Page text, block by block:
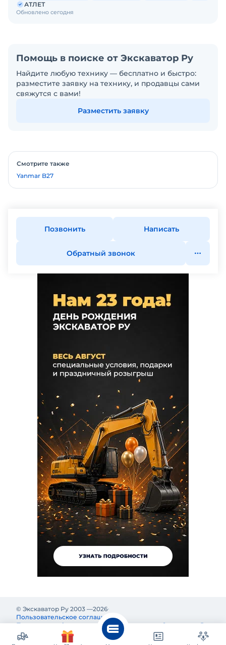
Обновлено сегодня
АТЛЕТ
Помощь в поиске от Экскаватор Ру
Найдите любую технику — бесплатно и быстро:
разместите заявку на технику, и продавцы сами
свяжутся с вами!
Разместить заявку
Смотрите также
Yanmar B27
Позвонить Написать
Обратный звонок
© Экскаватор Ру 2003 —2026
Пользовательское соглашение
Политика конфиденциальности
Реклама на Экскаватор Ру
Реклама и информация на Экскаватор.Ру предназначены